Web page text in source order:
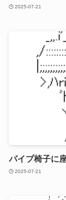
2025-07-21
パイプ椅子に
2025-07-21